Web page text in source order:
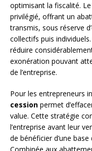
optimisant la fiscalité. Le
privilégié, offrant un
transmis, sous réserve
collectifs puis
réduire
exonération pouvant
de l’entreprise.
Pour les entrepreneurs
cession permet
value. Cette stratégie
l’entreprise avant leur
de bénéficier d’une